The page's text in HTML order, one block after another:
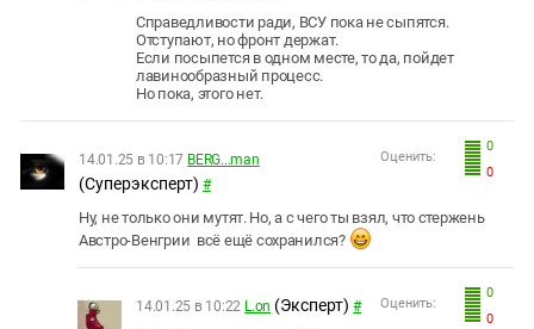
Справедливости ради, ВСУ пока не сыпятся.
Отступают, но фронт держат.
Если посыпется в одном месте, то да, пойдет
лавинообразный процесс.
Но пока, этого нет.
0
0
Оценить:
14.01.25 в 10:17 BERG...man
(Суперэксперт) #
Ну, не только они мутят. Но, а с чего ты взял, что стержень
Австро-Венгрии всё ещё сохранился?
0
0
Оценить:
14.01.25 в 10:22 L.on (Эксперт) #